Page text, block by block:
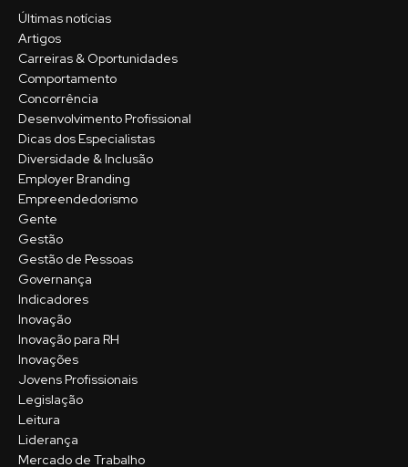
Últimas notícias
Artigos
Carreiras & Oportunidades
Comportamento
Concorrência
Desenvolvimento Profissional
Dicas dos Especialistas
Diversidade & Inclusão
Employer Branding
Empreendedorismo
Gente
Gestão
Gestão de Pessoas
Governança
Indicadores
Inovação
Inovação para RH
Inovações
Jovens Profissionais
Legislação
Leitura
Liderança
Mercado de Trabalho